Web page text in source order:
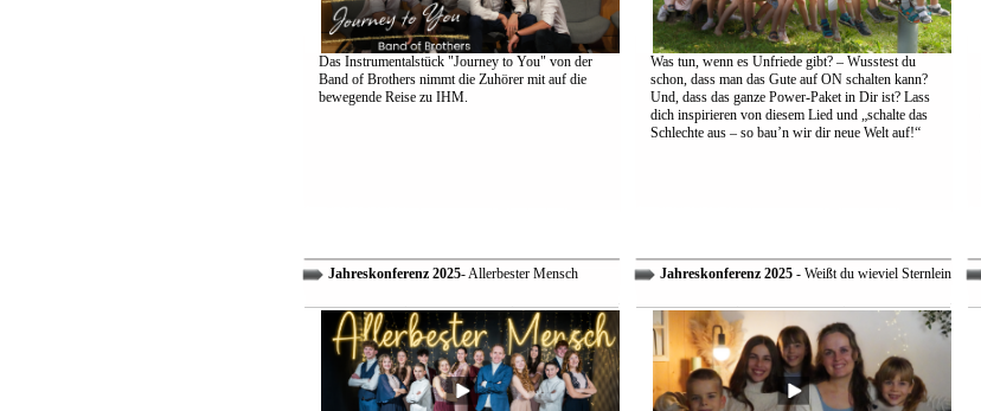
Das Instrumentalstück "Journey to You" von der
Band of Brothers nimmt die Zuhörer mit auf die
bewegende Reise zu IHM.
Was tun, wenn es Unfriede gibt? – Wusstest du
schon, dass man das Gute auf ON schalten kann?
Und, dass das ganze Power-Paket in Dir ist? Lass
dich inspirieren von diesem Lied und „schalte das
Schlechte aus – so bau’n wir dir neue Welt auf!“
Jahreskonferenz 2025- Allerbester Mensch Jahreskonferenz 2025- Weißt du wieviel Sternlein